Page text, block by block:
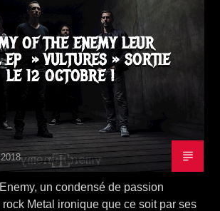
OF THE ENEMY LEUR
EP » VULTURES » SORTIE
LE 12 OCTOBRE !
un condensé de passion
Metal ironique que ce soit par ses